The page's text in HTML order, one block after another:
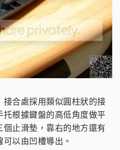
合處採用類似圓柱狀的接
根據鍵盤的高低角度做平
止滑墊，靠右的地方還有
以由凹槽導出。